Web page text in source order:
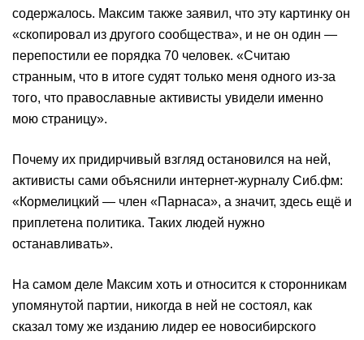
содержалось. Максим также заявил, что эту картинку он
«скопировал из другого сообщества», и не он один —
перепостили ее порядка 70 человек. «Считаю
странным, что в итоге судят только меня одного из-за
того, что православные активисты увидели именно
мою страницу».
Почему их придирчивый взгляд остановился на ней,
активисты сами объяснили интернет-журналу Сиб.фм:
«Кормелицкий — член «Парнаса», а значит, здесь ещё и
приплетена политика. Таких людей нужно
останавливать».
На самом деле Максим хоть и относится к сторонникам
упомянутой партии, никогда в ней не состоял, как
сказал тому же изданию лидер ее новосибирского